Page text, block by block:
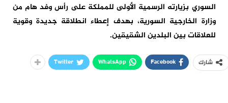
السوري بزيارته الرسمية الأولى للمملكة على رأس وفد هام من
وزارة الخارجية السورية، بهدف إعطاء انطلاقة جديدة وقوية
للعلاقات بين البلدين الشقيقين.
شارك Facebook
WhatsApp
Twitter